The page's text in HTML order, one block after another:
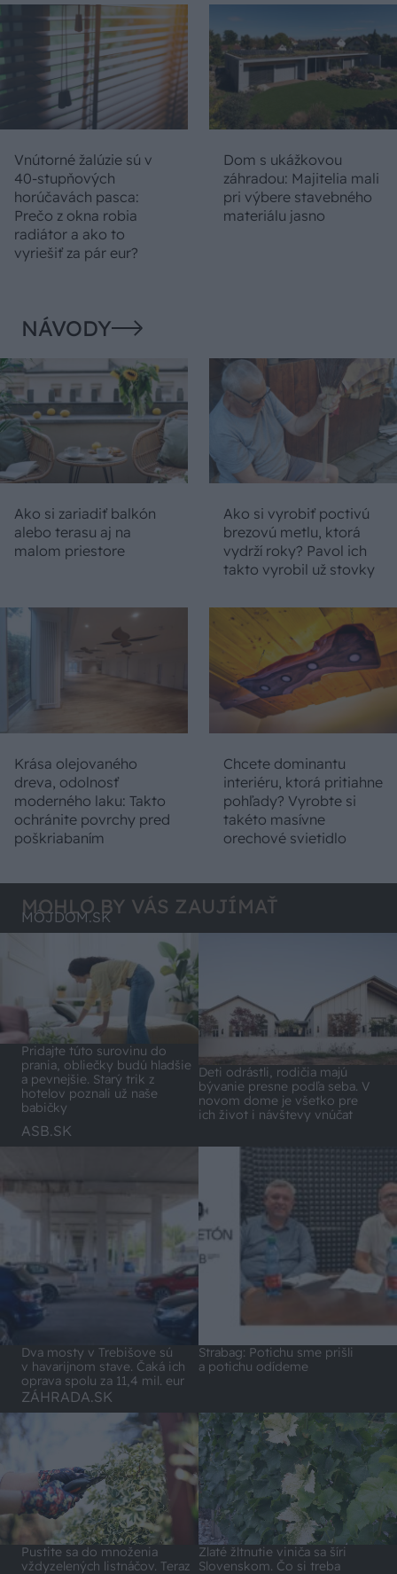
Vnútorné žalúzie sú v
40-stupňových
horúčavách pasca:
Prečo z okna robia
radiátor a ako to
vyriešiť za pár eur?
Dom s ukážkovou
záhradou: Majitelia mali
pri výbere stavebného
materiálu jasno
NÁVODY
Ako si zariadiť balkón
alebo terasu aj na
malom priestore
Ako si vyrobiť poctivú
brezovú metlu, ktorá
vydrží roky? Pavol ich
takto vyrobil už stovky
Krása olejovaného
dreva, odolnosť
moderného laku: Takto
ochránite povrchy pred
poškriabaním
Chcete dominantu
interiéru, ktorá pritiahne
pohľady? Vyrobte si
takéto masívne
orechové svietidlo
MOHLO BY VÁS ZAUJÍMAŤ
MÔJDOM.SK
Pridajte túto surovinu do
prania, obliečky budú hladšie
a pevnejšie. Starý trik z
hotelov poznali už naše
babičky
Deti odrástli, rodičia majú
bývanie presne podľa seba. V
novom dome je všetko pre
ich život i návštevy vnúčat
ASB.SK
Dva mosty v Trebišove sú
v havarijnom stave. Čaká ich
oprava spolu za 11,4 mil. eur
Strabag: Potichu sme prišli
a potichu odídeme
ZÁHRADA.SK
Pustite sa do množenia
vždyzelených listnáčov. Teraz
Zlaté žltnutie viniča sa šíri
Slovenskom. Čo si treba